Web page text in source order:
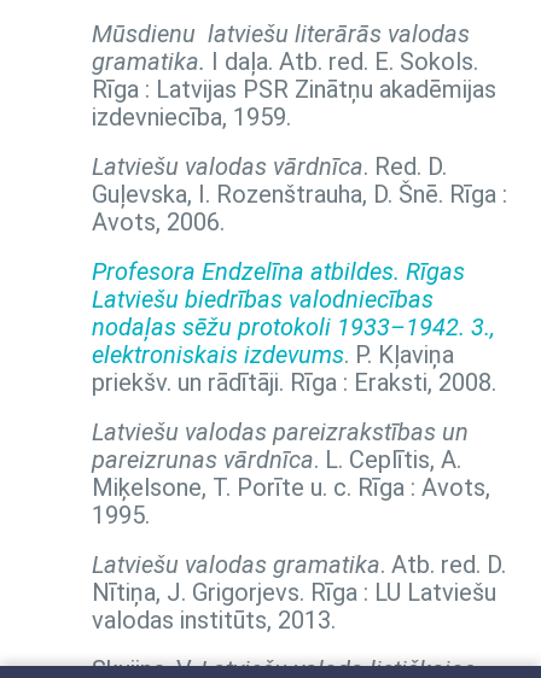
Mūsdienu latviešu literārās valodas
gramatika. I daļa. Atb. red. E. Sokols.
Rīga : Latvijas PSR Zinātņu akadēmijas
izdevniecība, 1959.
Latviešu valodas vārdnīca. Red. D.
Guļevska, I. Rozenštrauha, D. Šnē. Rīga :
Avots, 2006.
Profesora Endzelīna atbildes. Rīgas
Latviešu biedrības valodniecības
nodaļas sēžu protokoli 1933–1942. 3.,
elektroniskais izdevums. P. Kļaviņa
priekšv. un rādītāji. Rīga : Eraksti, 2008.
Latviešu valodas pareizrakstības un
pareizrunas vārdnīca. L. Ceplītis, A.
Miķelsone, T. Porīte u. c. Rīga : Avots,
1995.
Latviešu valodas gramatika. Atb. red. D.
Nītiņa, J. Grigorjevs. Rīga : LU Latviešu
valodas institūts, 2013.
Skujiņa, V.Latviešu valoda lietišķajos